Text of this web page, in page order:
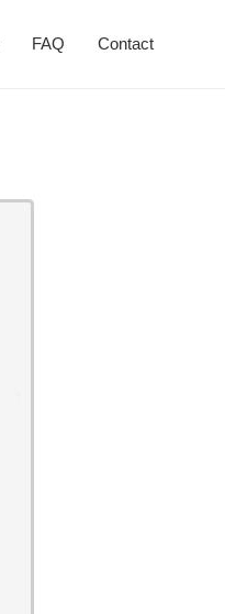
FAQ Contact